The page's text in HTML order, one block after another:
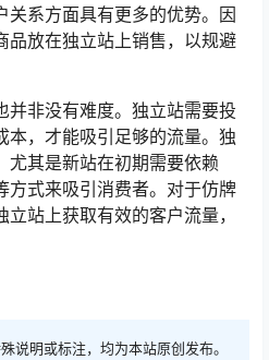
关系方面具有更多的优势。因
品放在独立站上销售，以规避
并非没有难度。独立站需要投
本，才能吸引足够的流量。独
尤其是新站在初期需要依赖
方式来吸引消费者。对于仿牌
站上获取有效的客户流量，
说明或标注，均为本站原创发布。